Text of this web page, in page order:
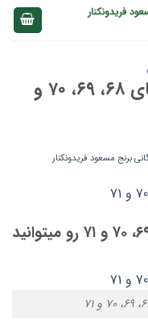
مشخصات برنده هفته های ۶۸، ۶۹، ۷۰ و
برنج مسعود فریدونکنار
هفته های ۶۸، ۶۹، ۷۰ و ۷۱ رو میتوانید